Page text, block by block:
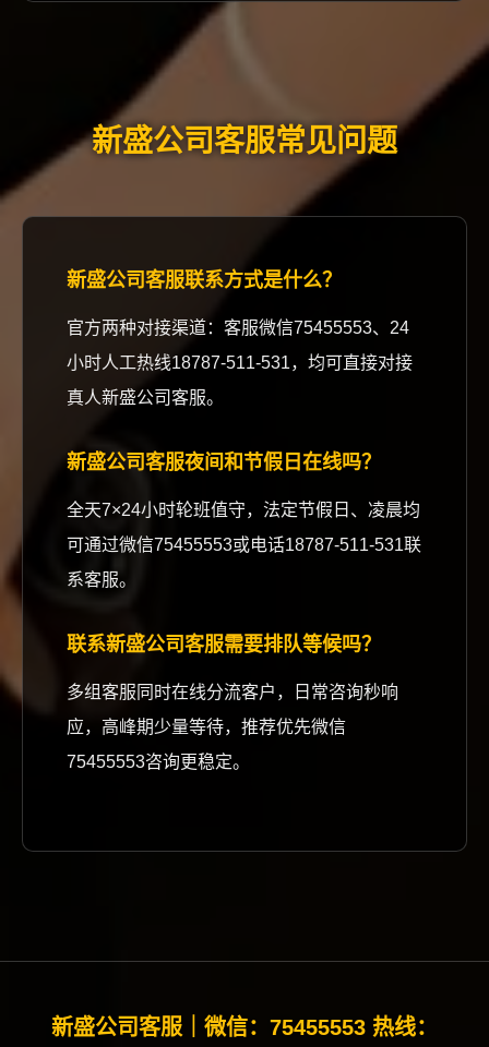
新盛公司客服常见问题
新盛公司客服联系方式是什么？
官方两种对接渠道：客服微信75455553、24
小时人工热线18787-511-531，均可直接对接
真人新盛公司客服。
新盛公司客服夜间和节假日在线吗？
全天7×24小时轮班值守，法定节假日、凌晨均
可通过微信75455553或电话18787-511-531联
系客服。
联系新盛公司客服需要排队等候吗？
多组客服同时在线分流客户，日常咨询秒响
应，高峰期少量等待，推荐优先微信
75455553咨询更稳定。
新盛公司客服｜微信：75455553 热线：